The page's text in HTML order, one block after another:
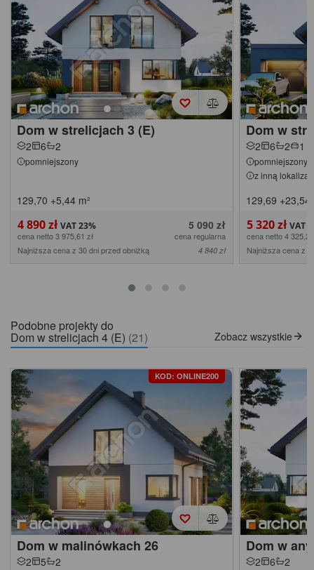
Dom w strelicjach 3 (E)
2 6 2
pomniejszony
129,70 +5,44 m²
4 890 zł 5 090 zł
cena netto 3 975,61 zł
cena regularna
Najniższa cena z 30 dni przed obniżką
4 840 zł
Dom w
2 6 2 1
pomniejszony
z inną
129,69 +23,54
5 320 zł
cena netto 4
Najniższa cena z
Podobne projekty do
Dom w strelicjach 4 (E) (21) Zobacz wszystkie
KOD: ONLINE200
Dom w malinówkach 26
2 5
2
Dom w
2 6
2